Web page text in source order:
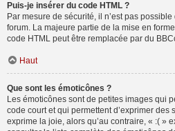
Puis-je insérer du code HTML ?
Par mesure de sécurité, il n’est pas
forum. La majeure partie de la mise en
code HTML peut être remplacée par du
Haut
Que sont les émoticônes ?
Les émoticônes sont de petites images qui
code court et qui permettent d’exprimer des
exprime la joie, alors qu’au contraire, « :( »